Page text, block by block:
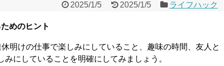
2025/1/5 2025/1/5 ライフハック
めのヒント
休明けの仕事で楽しみにしていること、趣味の時間、友人と
にしていることを明確にしてみましょう。